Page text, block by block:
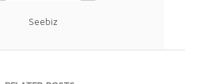
Seebiz